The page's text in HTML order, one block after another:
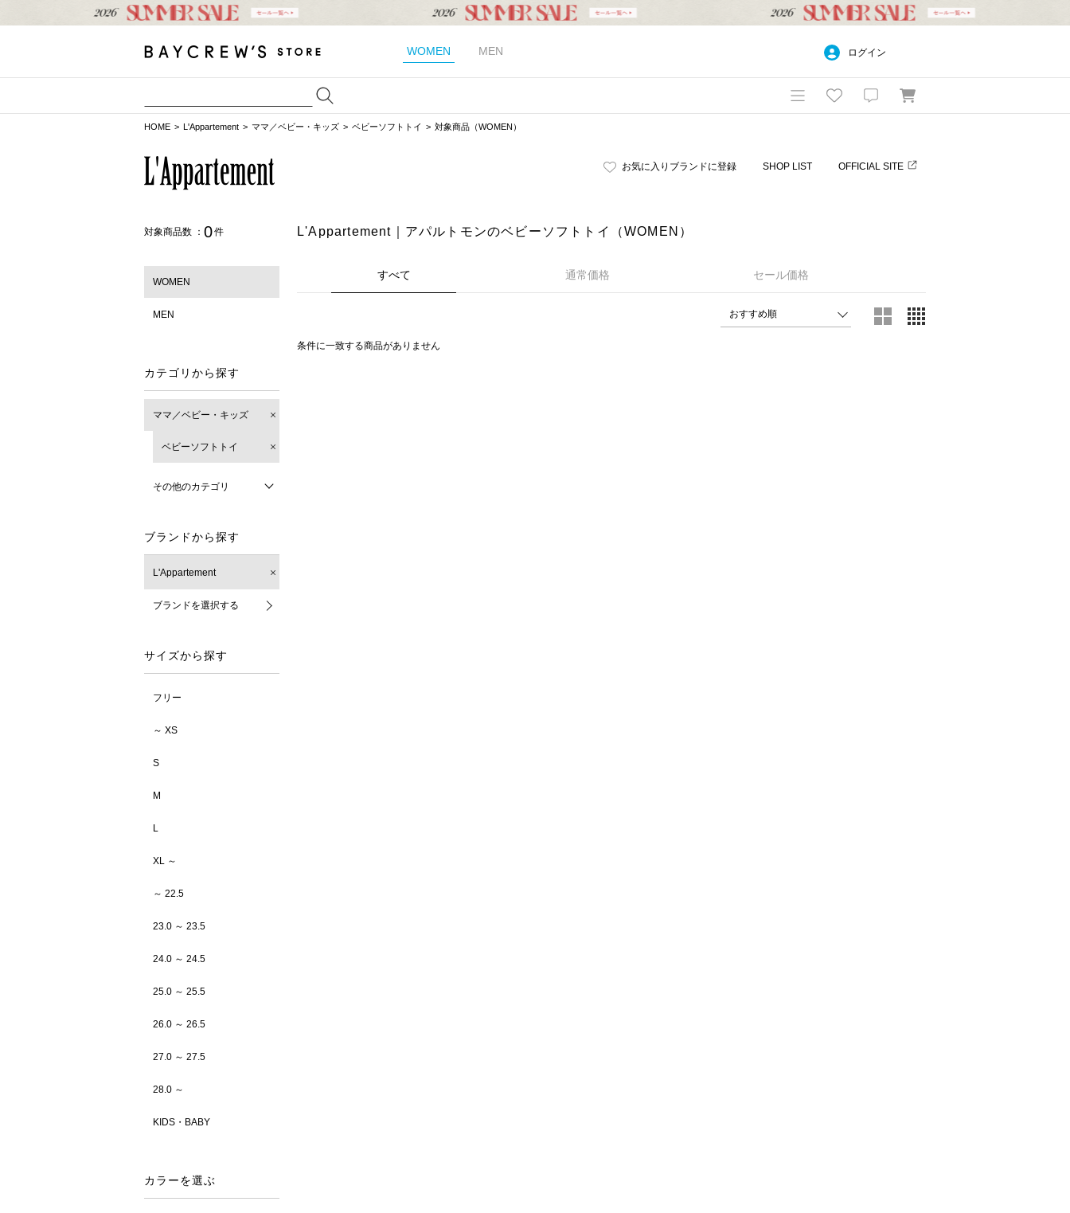
WOMEN MEN ログイン
HOME L'Appartement ママ／ベビー・キッズ ベビーソフトトイ 対象商品（WOMEN）
お気に入りブランドに登録 SHOP LIST OFFICIAL SITE
対象商品数 ： 0件
WOMEN
MEN
カテゴリから探す
ママ／ベビー・キッズ
ベビーソフトトイ
その他のカテゴリ
ブランドから探す
L'Appartement
ブランドを選択する
サイズから探す
フリー
～ XS
S
M
L
XL ～
～ 22.5
23.0 ～ 23.5
24.0 ～ 24.5
25.0 ～ 25.5
26.0 ～ 26.5
27.0 ～ 27.5
28.0 ～
KIDS・BABY
カラーを選ぶ
L'Appartement｜アパルトモンのベビーソフトトイ（WOMEN）
すべて 通常価格 セール価格
条件に一致する商品がありません